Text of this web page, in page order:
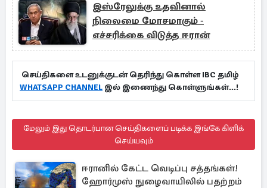
இஸ்ரேலுக்கு உதவினால்
நிலைமை மோசமாகும் -
எச்சரிக்கை விடுத்த ஈரான்
செய்திகளை உடனுக்குடன் தெரிந்து கொள்ள IBC தமிழ்
WHATSAPP CHANNEL இல் இணைந்து கொள்ளுங்கள்...!
மேலும் இது தொடர்பான செய்திகளைப் படிக்க இங்கே கிளிக்
செய்யவும்
ஈரானில் கேட்ட வெடிப்பு சத்தங்கள்!
ஹோர்முஸ் நுழைவாயிலில் பதற்றம்